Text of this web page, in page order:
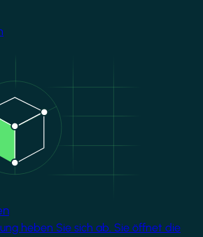
heben Sie sich ab. Sie öffnet die